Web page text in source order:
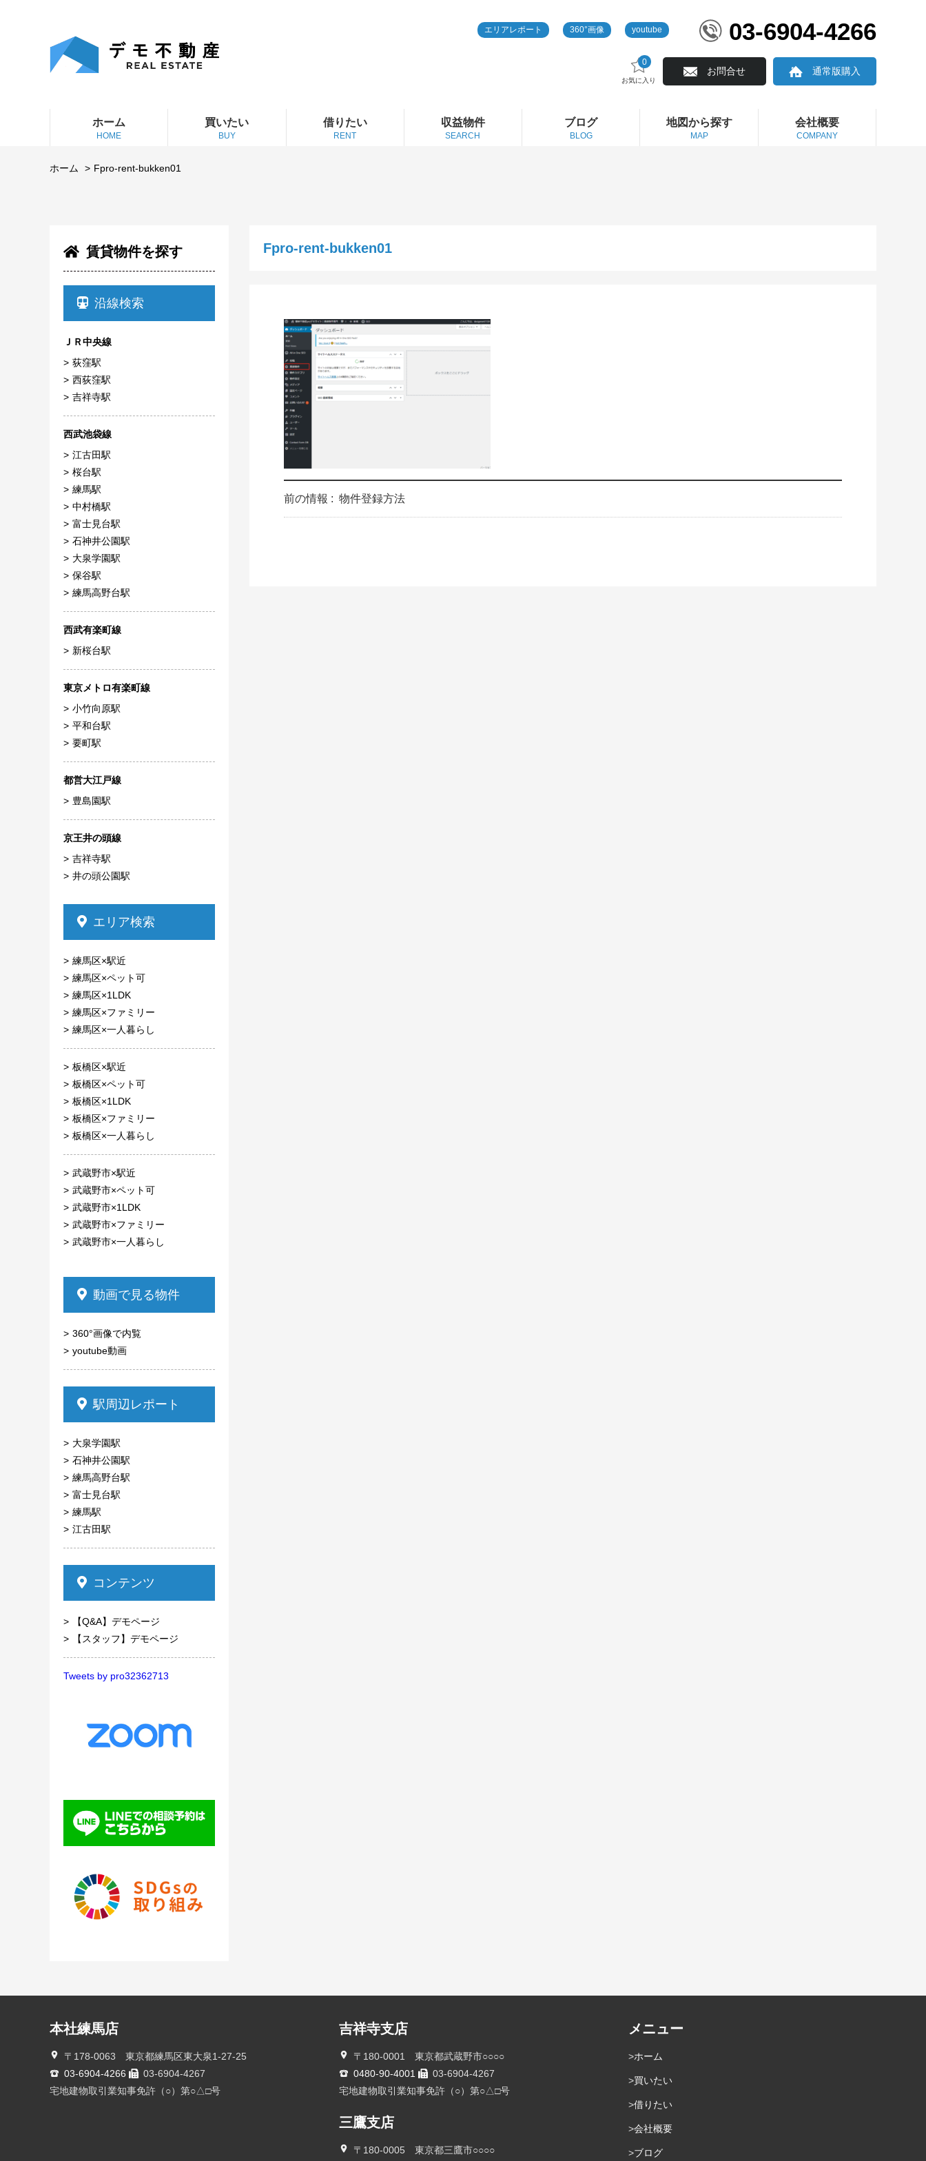
エリアレポート 360°画像 youtube 03-6904-4266
0
お気に入り
お問合せ 通常版購入
ホーム
HOME
買いたい
BUY
借りたい
RENT
収益物件
SEARCH
ブログ
BLOG
地図から探す
MAP
会社概要
COMPANY
ホーム Fpro-rent-bukken01
賃貸物件を探す
沿線検索
ＪＲ中央線
荻窪駅
西荻窪駅
吉祥寺駅
西武池袋線
江古田駅
桜台駅
練馬駅
中村橋駅
富士見台駅
石神井公園駅
大泉学園駅
保谷駅
練馬高野台駅
西武有楽町線
新桜台駅
東京メトロ有楽町線
小竹向原駅
平和台駅
要町駅
都営大江戸線
豊島園駅
京王井の頭線
吉祥寺駅
井の頭公園駅
エリア検索
練馬区×駅近
練馬区×ペット可
練馬区×1LDK
練馬区×ファミリー
練馬区×一人暮らし
板橋区×駅近
板橋区×ペット可
板橋区×1LDK
板橋区×ファミリー
板橋区×一人暮らし
武蔵野市×駅近
武蔵野市×ペット可
武蔵野市×1LDK
武蔵野市×ファミリー
武蔵野市×一人暮らし
動画で見る物件
360°画像で内覧
youtube動画
駅周辺レポート
大泉学園駅
石神井公園駅
練馬高野台駅
富士見台駅
練馬駅
江古田駅
コンテンツ
【Q&A】デモページ
【スタッフ】デモページ
Tweets by pro32362713
Fpro-rent-bukken01
前の情報 : 物件登録方法
本社練馬店
〒178-0063 東京都練馬区東大泉1-27-25
03-6904-4266
03-6904-4267
宅地建物取引業知事免許（○）第○△□号
吉祥寺支店
〒180-0001 東京都武蔵野市○○○○
0480-90-4001
03-6904-4267
宅地建物取引業知事免許（○）第○△□号
三鷹支店
〒180-0005 東京都三鷹市○○○○
メニュー
ホーム
買いたい
借りたい
会社概要
ブログ